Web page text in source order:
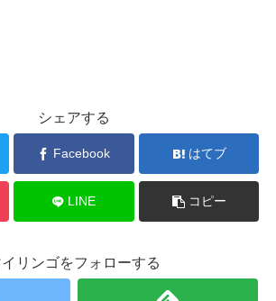
シェアする
Facebook はてブ
LINE コピー
リンゴをフォローする